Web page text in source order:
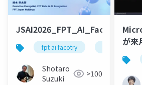
JSAI2026_FPT_AI_Factory_v3
fpt ai facotry gpu cloud
Shotaro
Suzuki
>100
が来
的に
ョン